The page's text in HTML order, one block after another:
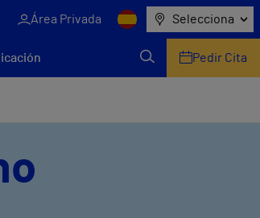
Área Privada Selecciona
Pedir Cita